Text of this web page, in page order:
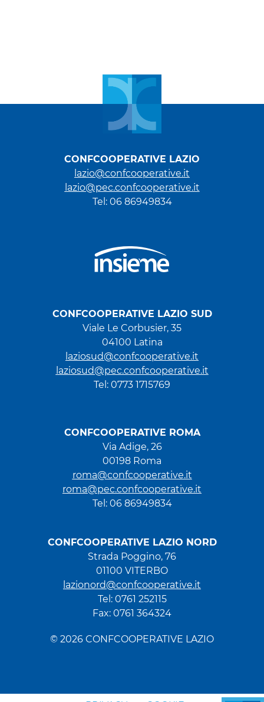
CONFCOOPERATIVE LAZIO
lazio@confcooperative.it
lazio@pec.confcooperative.it
Tel: 06 86949834
CONFCOOPERATIVE LAZIO SUD
Viale Le Corbusier, 35
04100 Latina
laziosud@confcooperative.it
laziosud@pec.confcooperative.it
Tel: 0773 1715769
CONFCOOPERATIVE ROMA
Via Adige, 26
00198 Roma
roma@confcooperative.it
roma@pec.confcooperative.it
Tel: 06 86949834
CONFCOOPERATIVE LAZIO NORD
Strada Poggino, 76
01100 VITERBO
lazionord@confcooperative.it
Tel: 0761 252115
Fax: 0761 364324
© 2026 CONFCOOPERATIVE LAZIO